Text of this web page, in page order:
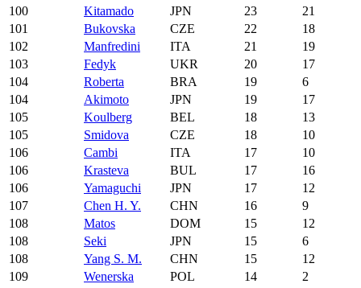
100 Kitamado JPN 23
21
101
Bukovska CZE 22
18
102
Manfredini ITA 21
19
103
Fedyk UKR 20
17
104
Roberta BRA 19
6
104
Akimoto JPN 19
17
105
Koulberg BEL 18
13
105
Smidova CZE 18
10
106
Cambi ITA 17
10
106
Krasteva BUL 17
16
106
Yamaguchi JPN 17
12
107
Chen H. Y. CHN 16
9
108
Matos DOM 15
12
108
Seki JPN 15
6
108
Yang S. M. CHN 15
12
109
Wenerska POL 14
2